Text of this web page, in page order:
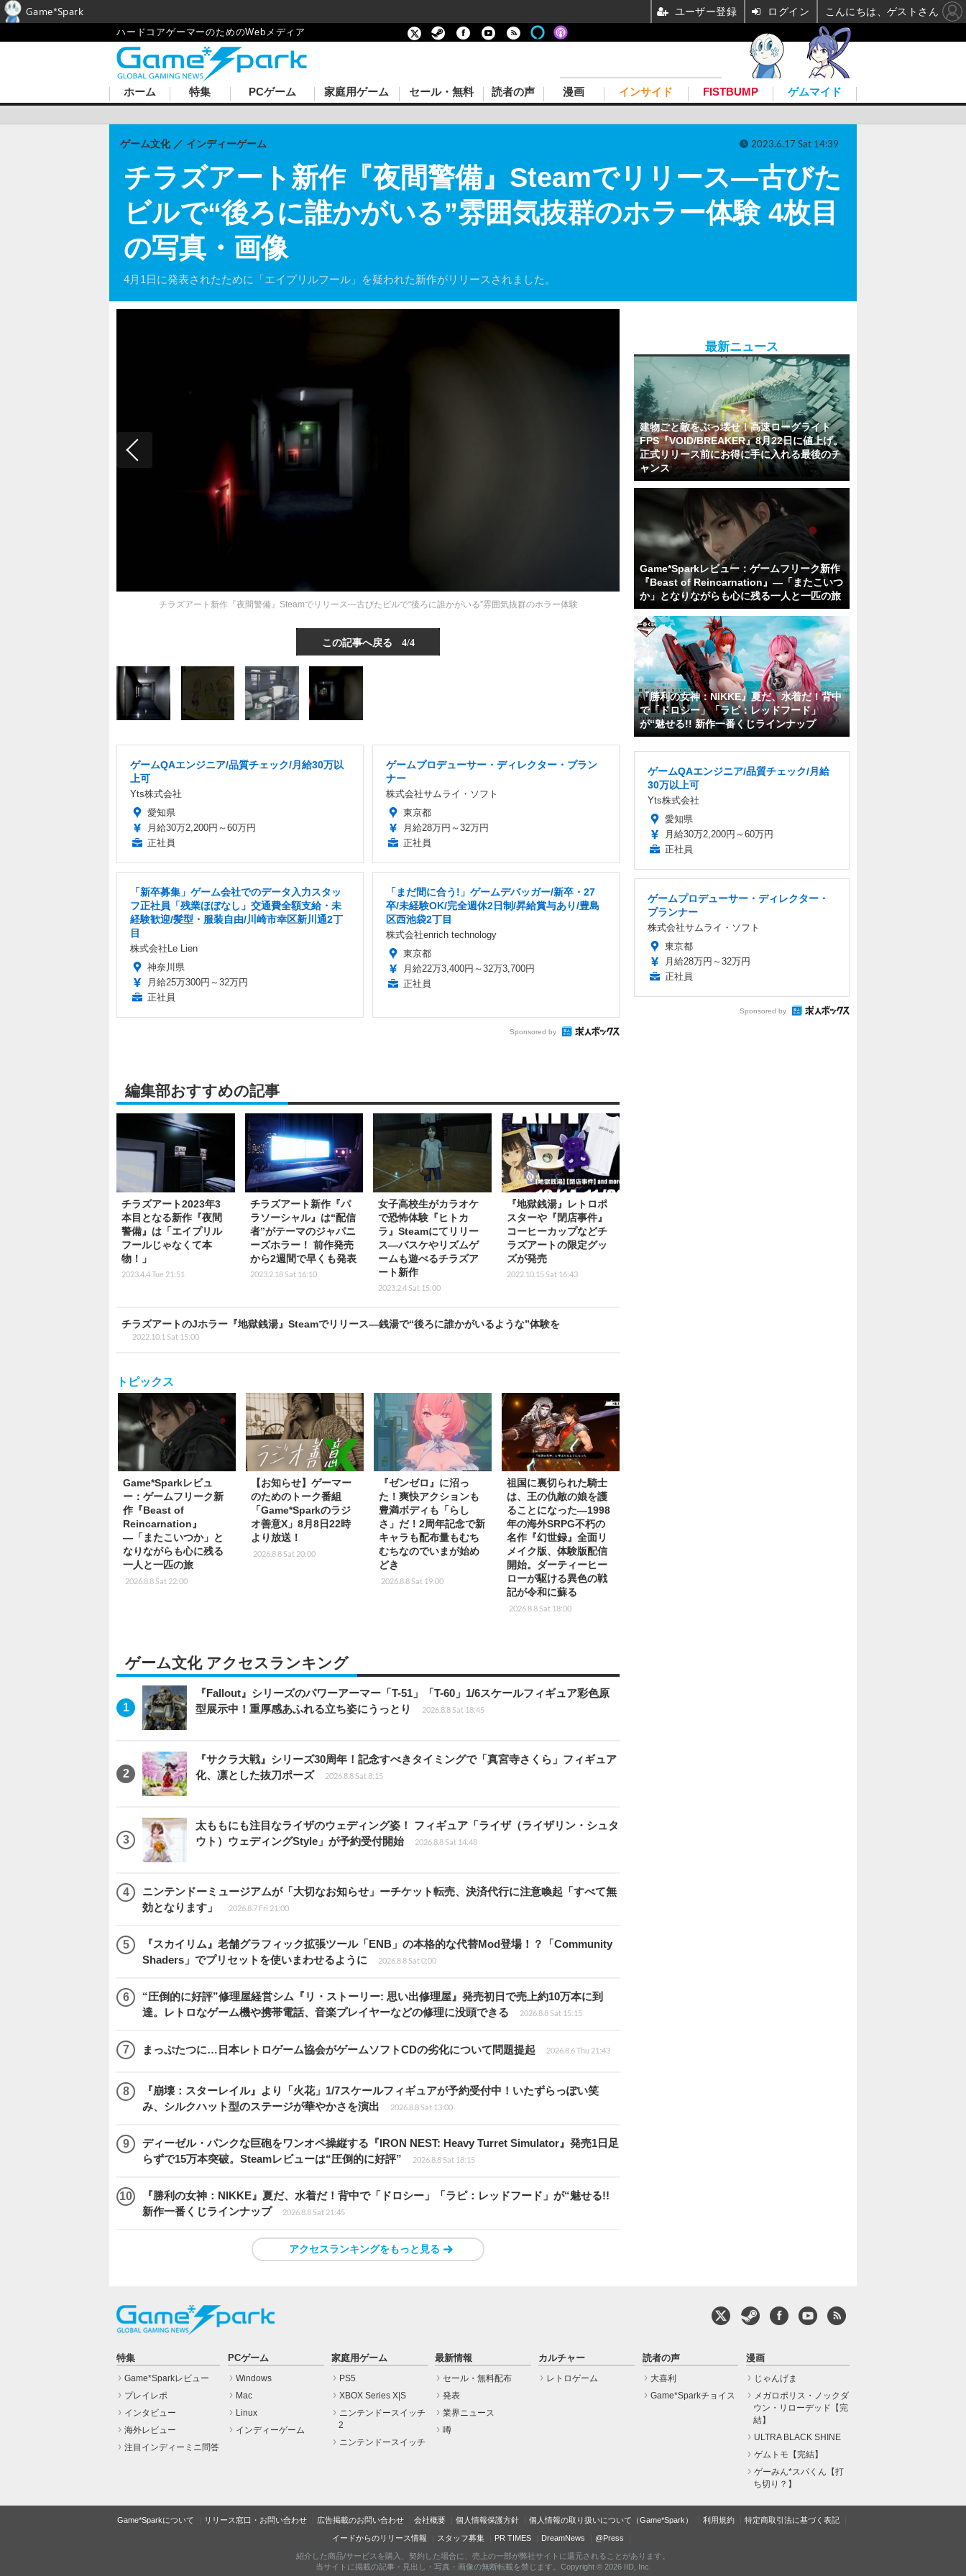
ハードコアゲーマーのためのWebメディア
ホーム 特集 PCゲーム 家庭用ゲーム セール・無料 読者の声 漫画 インサイド FISTBUMP ゲムマイド
チラズアート新作『夜間警備』Steamでリリース―古びた
ビルで“後ろに誰かがいる”雰囲気抜群のホラー体験 4枚目
の写真・画像
4月1日に発表されたために「エイプリルフール」を疑われた新作がリリースされました。
ゲーム文化 インディーゲーム 2023.6.17 Sat 14:39
チラズアート新作『夜間警備』Steamでリリース―古びたビルで“後ろに誰かがいる”雰囲気抜群のホラー体験
この記事へ戻る 4/4
ゲームQAエンジニア/品質チェック/月給30万以
上可
Yts株式会社
愛知県
月給30万2,200円～60万円
正社員
ゲームプロデューサー・ディレクター・プラン
ナー
株式会社サムライ・ソフト
東京都
月給28万円～32万円
正社員
「新卒募集」ゲーム会社でのデータ入力スタッ
フ正社員「残業ほぼなし」交通費全額支給・未
経験歓迎/髪型・服装自由/川崎市幸区新川通2丁
目
株式会社Le Lien
神奈川県
月給25万300円～32万円
正社員
「まだ間に合う!」ゲームデバッガー/新卒・27
卒/未経験OK/完全週休2日制/昇給賞与あり/豊島
区西池袋2丁目
株式会社enrich technology
東京都
月給22万3,400円～32万3,700円
正社員
Sponsored by
編集部おすすめの記事
チラズアート2023年3
本目となる新作『夜間
警備』は「エイプリル
フールじゃなくて本
物！」
2023.4.4 Tue 21:51
チラズアート新作『パ
ラソーシャル』は“配信
者”がテーマのジャパニ
ーズホラー！ 前作発売
から2週間で早くも発表
2023.2.18 Sat 16:10
女子高校生がカラオケ
で恐怖体験『ヒトカ
ラ』Steamにてリリー
ス―バスケやリズムゲ
ームも遊べるチラズア
ート新作
2023.2.4 Sat 15:00
『地獄銭湯』レトロポ
スターや『閉店事件』
コーヒーカップなどチ
ラズアートの限定グッ
ズが発売
2022.10.15 Sat 16:43
チラズアートのJホラー『地獄銭湯』Steamでリリース―銭湯で“後ろに誰かがいるような”体験を
2022.10.1 Sat 15:00
トピックス
Game*Sparkレビュ
ー：ゲームフリーク新
作『Beast of
Reincarnation』
―「またこいつか」と
なりながらも心に残る
一人と一匹の旅
2026.8.8 Sat 22:00
【お知らせ】ゲーマー
のためのトーク番組
「Game*Sparkのラジ
オ善意X」8月8日22時
より放送！
2026.8.8 Sat 20:00
『ゼンゼロ』に沼っ
た！爽快アクションも
豊満ボディも「らし
さ」だ！2周年記念で新
キャラも配布量もむち
むちなのでいまが始め
どき
2026.8.8 Sat 19:00
祖国に裏切られた騎士
は、王の仇敵の娘を護
ることになった―1998
年の海外SRPG不朽の
名作『幻世録』全面リ
メイク版、体験版配信
開始。ダーティーヒー
ローが駆ける異色の戦
記が令和に蘇る
2026.8.8 Sat 18:00
ゲーム文化 アクセスランキング
『Fallout』シリーズのパワーアーマー「T-51」「T-60」1/6スケールフィギュア彩色原
型展示中！重厚感あふれる立ち姿にうっとり
2026.8.8 Sat 18:45
『サクラ大戦』シリーズ30周年！記念すべきタイミングで「真宮寺さくら」フィギュア
化、凛とした抜刀ポーズ
2026.8.8 Sat 8:15
太ももにも注目なライザのウェディング姿！ フィギュア「ライザ（ライザリン・シュタ
ウト）ウェディングStyle」が予約受付開始
2026.8.8 Sat 14:48
ニンテンドーミュージアムが「大切なお知らせ」ーチケット転売、決済代行に注意喚起「すべて無
効となります」
2026.8.7 Fri 21:00
『スカイリム』老舗グラフィック拡張ツール「ENB」の本格的な代替Mod登場！？「Community
Shaders」でプリセットを使いまわせるように
2026.8.8 Sat 0:00
“圧倒的に好評”修理屋経営シム『リ・ストーリー: 思い出修理屋』発売初日で売上約10万本に到
達。レトロなゲーム機や携帯電話、音楽プレイヤーなどの修理に没頭できる
2026.8.8 Sat 15:15
まっぷたつに…日本レトロゲーム協会がゲームソフトCDの劣化について問題提起 2026.8.6 Thu 21:43
『崩壊：スターレイル』より「火花」1/7スケールフィギュアが予約受付中！いたずらっぽい笑
み、シルクハット型のステージが華やかさを演出
2026.8.8 Sat 13:00
ディーゼル・パンクな巨砲をワンオペ操縦する『IRON NEST: Heavy Turret Simulator』発売1日足
らずで15万本突破。Steamレビューは“圧倒的に好評”
2026.8.8 Sat 18:15
『勝利の女神：NIKKE』夏だ、水着だ！背中で「ドロシー」「ラピ：レッドフード」が“魅せる!!
新作一番くじラインナップ
2026.8.8 Sat 21:45
アクセスランキングをもっと見る
最新ニュース
建物ごと敵をぶっ壊せ！高速ローグライト
FPS『VOID/BREAKER』8月22日に値上げ。
正式リリース前にお得に手に入れる最後のチ
ャンス
Game*Sparkレビュー：ゲームフリーク新作
『Beast of Reincarnation』―「またこいつ
か」となりながらも心に残る一人と一匹の旅
『勝利の女神：NIKKE』夏だ、水着だ！背中
で「ドロシー」「ラピ：レッドフード」
が“魅せる!! 新作一番くじラインナップ
ゲームQAエンジニア/品質チェック/月給
30万以上可
Yts株式会社
愛知県
月給30万2,200円～60万円
正社員
ゲームプロデューサー・ディレクター・
プランナー
株式会社サムライ・ソフト
東京都
月給28万円～32万円
正社員
Sponsored by
特集
Game*Sparkレビュー
プレイレポ
インタビュー
海外レビュー
注目インディーミニ問答
PCゲーム
Windows
Mac
Linux
インディーゲーム
家庭用ゲーム
PS5
XBOX Series X|S
ニンテンドースイッチ
2
ニンテンドースイッチ
最新情報
セール・無料配布
発表
業界ニュース
噂
カルチャー
レトロゲーム
読者の声
大喜利
Game*Sparkチョイス
漫画
じゃんげま
メガロポリス・ノックダ
ウン・リローデッド【完
結】
ULTRA BLACK SHINE
ゲムトモ【完結】
ゲーみん*スパくん【打
ち切り？】
Game*Sparkについて リリース窓口・お問い合わせ 広告掲載のお問い合わせ 会社概要 個人情報保護方針 個人情報の取り扱いについて（Game*Spark） 利用規約 特定商取引法に基づく表記
イードからのリリース情報 スタッフ募集 PR TIMES DreamNews @Press
紹介した商品/サービスを購入、契約した場合に、売上の一部が弊社サイトに還元されることがあります。
当サイトに掲載の記事・見出し・写真・画像の無断転載を禁じます。Copyright © 2026 IID, Inc.
Game*Spark ユーザー登録 ログイン こんにちは、ゲストさん